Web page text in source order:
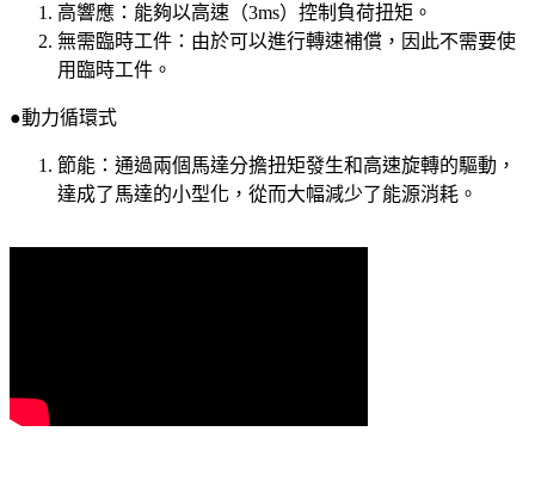
高響應：能夠以高速（3ms）控制負荷扭矩。
無需臨時工件：由於可以進行轉速補償，因此不需要使
用臨時工件。
●動力循環式
節能：通過兩個馬達分擔扭矩發生和高速旋轉的驅動，
達成了馬達的小型化，從而大幅減少了能源消耗。